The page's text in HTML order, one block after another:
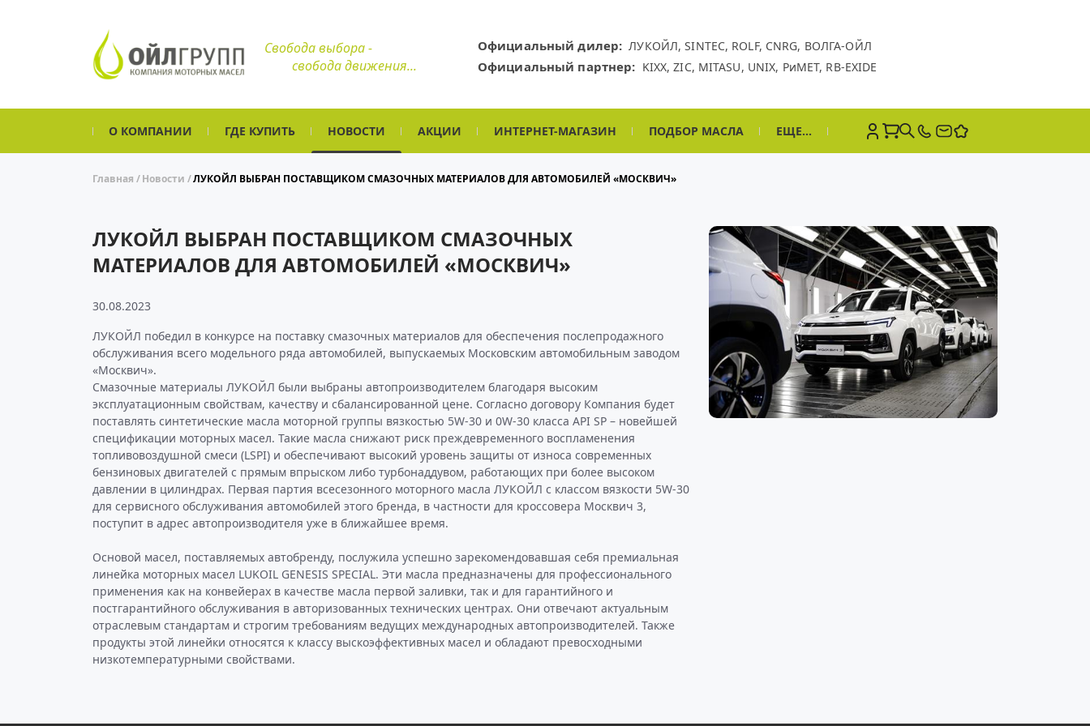
Свобода выбора -
свобода движения...
Официальный дилер: ЛУКОЙЛ,SINTEC, ROLF, CNRG, ВОЛГА-ОЙЛ
Официальный партнер: KIXX,ZIC, MITASU, UNIX, РиМЕТ, RB-EXIDE
О КОМПАНИИ ГДЕ КУПИТЬ НОВОСТИ АКЦИИ ИНТЕРНЕТ-МАГАЗИН ПОДБОР МАСЛА ЕЩЕ...
Главная Новости ЛУКОЙЛ ВЫБРАН ПОСТАВЩИКОМ СМАЗОЧНЫХ МАТЕРИАЛОВ ДЛЯ АВТОМОБИЛЕЙ «МОСКВИЧ»
ЛУКОЙЛ ВЫБРАН ПОСТАВЩИКОМ СМАЗОЧНЫХ
МАТЕРИАЛОВ ДЛЯ АВТОМОБИЛЕЙ «МОСКВИЧ»
30.08.2023
ЛУКОЙЛ победил в конкурсе на поставку смазочных материалов для обеспечения послепродажного
обслуживания всего модельного ряда автомобилей, выпускаемых Московским автомобильным заводом
«Москвич».
Смазочные материалы ЛУКОЙЛ были выбраны автопроизводителем благодаря высоким
эксплуатационным свойствам, качеству и сбалансированной цене. Согласно договору Компания будет
поставлять синтетические масла моторной группы вязкостью 5W-30 и 0W-30 класса API SP – новейшей
спецификации моторных масел. Такие масла снижают риск преждевременного воспламенения
топливовоздушной смеси (LSPI) и обеспечивают высокий уровень защиты от износа современных
бензиновых двигателей с прямым впрыском либо турбонаддувом, работающих при более высоком
давлении в цилиндрах. Первая партия всесезонного моторного масла ЛУКОЙЛ с классом вязкости 5W-30
для сервисного обслуживания автомобилей этого бренда, в частности для кроссовера Москвич 3,
поступит в адрес автопроизводителя уже в ближайшее время.
Основой масел, поставляемых автобренду, послужила успешно зарекомендовавшая себя премиальная
линейка моторных масел LUKOIL GENESIS SPECIAL. Эти масла предназначены для профессионального
применения как на конвейерах в качестве масла первой заливки, так и для гарантийного и
постгарантийного обслуживания в авторизованных технических центрах. Они отвечают актуальным
отраслевым стандартам и строгим требованиям ведущих международных автопроизводителей. Также
продукты этой линейки относятся к классу выскоэффективных масел и обладают превосходными
низкотемпературными свойствами.